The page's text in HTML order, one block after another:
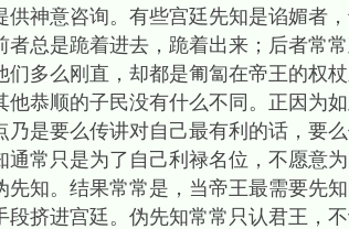
供神意咨询。有些宫廷先知是谄媚者
者总是跪着进去，跪着出来；后者常
们多么刚直，却都是匍匐在帝王的权
他恭顺的子民没有什么不同。正因为
乃是要么传讲对自己最有利的话，要
通常只是为了自己利禄名位，不愿意
先知。结果常常是，当帝王最需要先
段挤进宫廷。伪先知常常只认君王，